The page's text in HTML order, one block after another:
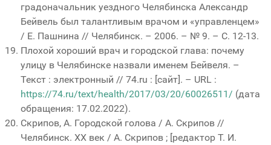
градоначальник уездного Челябинска Александр
Бейвель был талантливым врачом и «управленцем»
/ Е. Пашнина // Челябинск. – 2006. – № 9. – С. 12-13.
Плохой хороший врач и городской глава: почему
улицу в Челябинске назвали именем Бейвеля. –
Текст : электронный // 74.ru : [сайт]. – URL :
https://74.ru/text/health/2017/03/20/60026511/ (дата
обращения: 17.02.2022).
Скрипов, А. Городской голова / А. Скрипов //
Челябинск. XX век / А. Скрипов ; [редактор Т. И.